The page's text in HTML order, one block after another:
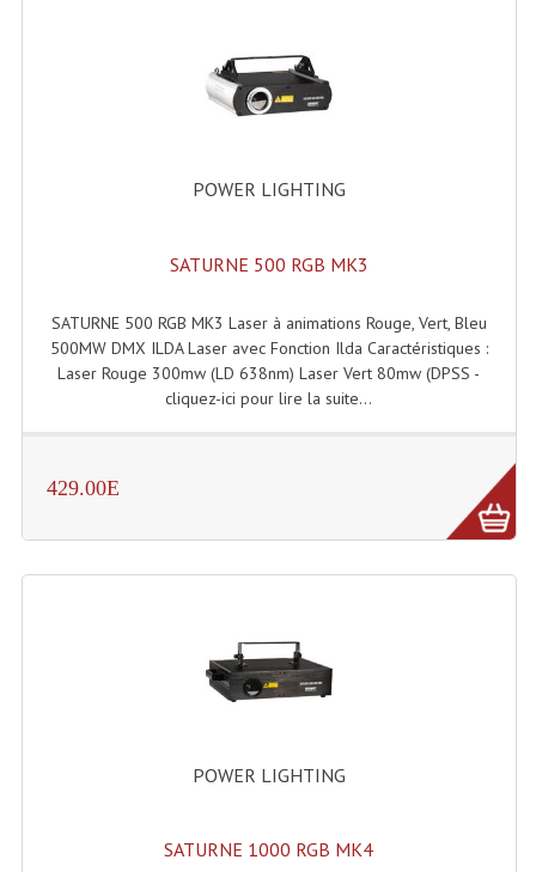
Angles Structure SD250
Cercle Monotube
Cercle Struct Carrée 290
Cercle Struct SCC Carre
Pendrillon Et Ossature
Structure Echelle 290 Asd
POWER LIGHTING
SATURNE 500 RGB MK3
SATURNE 500 RGB MK3 Laser à animations Rouge, Vert, Bleu
500MW DMX ILDA Laser avec Fonction Ilda Caractéristiques :
Laser Rouge 300mw (LD 638nm) Laser Vert 80mw (DPSS -
cliquez-ici pour lire la suite...
429.00E
POWER LIGHTING
SATURNE 1000 RGB MK4